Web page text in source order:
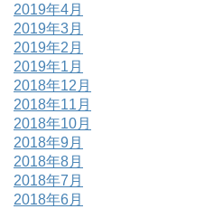
2019年4月
2019年3月
2019年2月
2019年1月
2018年12月
2018年11月
2018年10月
2018年9月
2018年8月
2018年7月
2018年6月